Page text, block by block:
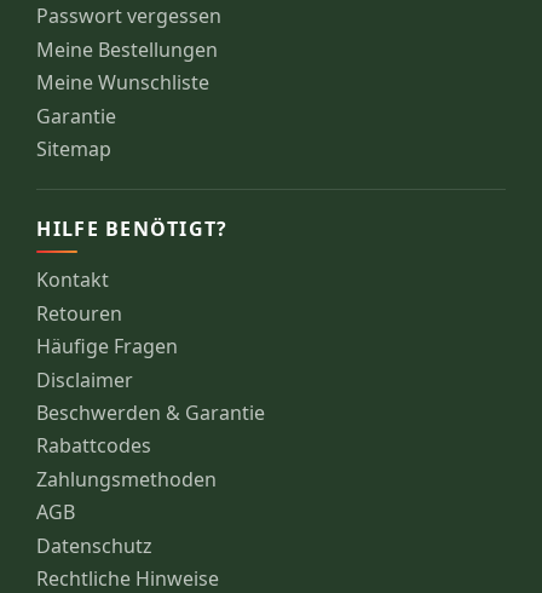
Passwort vergessen
Meine Bestellungen
Meine Wunschliste
Garantie
Sitemap
HILFE BENÖTIGT?
Kontakt
Retouren
Häufige Fragen
Disclaimer
Beschwerden & Garantie
Rabattcodes
Zahlungsmethoden
AGB
Datenschutz
Rechtliche Hinweise